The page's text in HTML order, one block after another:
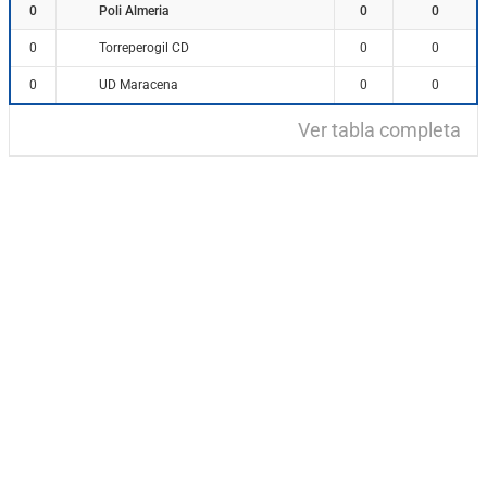
0 Poli Almeria 0 0
0 Torreperogil CD 0 0
0 UD Maracena 0 0
Ver tabla completa